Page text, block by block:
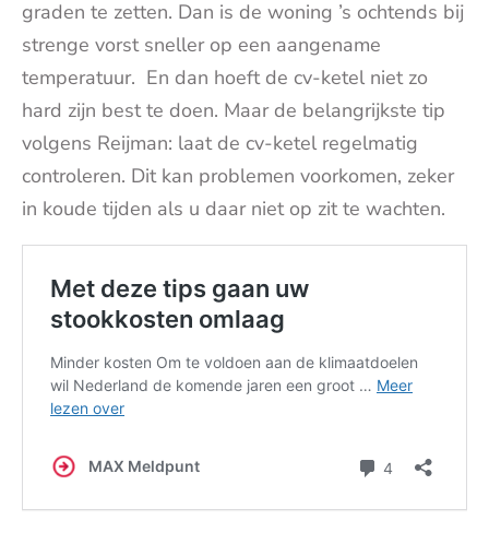
graden te zetten. Dan is de woning ’s ochtends bij
strenge vorst sneller op een aangename
temperatuur. En dan hoeft de cv-ketel niet zo
hard zijn best te doen. Maar de belangrijkste tip
volgens Reijman: laat de cv-ketel regelmatig
controleren. Dit kan problemen voorkomen, zeker
in koude tijden als u daar niet op zit te wachten.